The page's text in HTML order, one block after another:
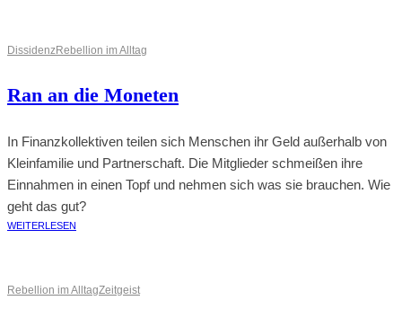
DissidenzRebellion im Alltag
Ran an die Moneten
In Finanzkollektiven teilen sich Menschen ihr Geld außerhalb von
Kleinfamilie und Partnerschaft. Die Mitglieder schmeißen ihre
Einnahmen in einen Topf und nehmen sich was sie brauchen. Wie
geht das gut?
WEITERLESEN
Rebellion im AlltagZeitgeist